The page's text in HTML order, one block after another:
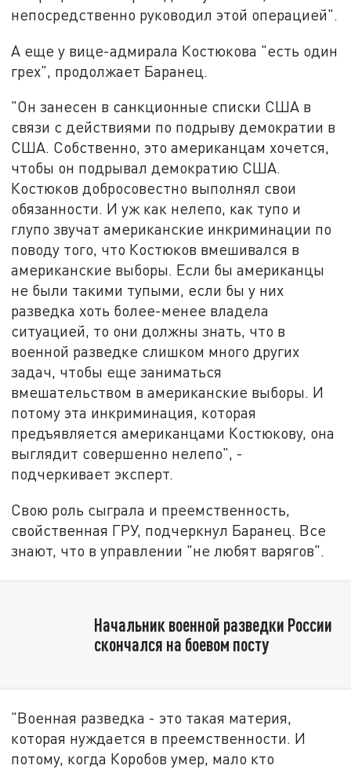
непосредственно руководил этой операцией".
А еще у вице-адмирала Костюкова "есть один
грех", продолжает Баранец.
"Он занесен в санкционные списки США в
связи с действиями по подрыву демократии в
США. Собственно, это американцам хочется,
чтобы он подрывал демократию США.
Костюков добросовестно выполнял свои
обязанности. И уж как нелепо, как тупо и
глупо звучат американские инкриминации по
поводу того, что Костюков вмешивался в
американские выборы. Если бы американцы
не были такими тупыми, если бы у них
разведка хоть более-менее владела
ситуацией, то они должны знать, что в
военной разведке слишком много других
задач, чтобы еще заниматься
вмешательством в американские выборы. И
потому эта инкриминация, которая
предъявляется американцами Костюкову, она
выглядит совершенно нелепо", -
подчеркивает эксперт.
Свою роль сыграла и преемственность,
свойственная ГРУ, подчеркнул Баранец. Все
знают, что в управлении "не любят варягов".
Начальник военной разведки России
скончался на боевом посту
"Военная разведка - это такая материя,
которая нуждается в преемственности. И
потому, когда Коробов умер, мало кто